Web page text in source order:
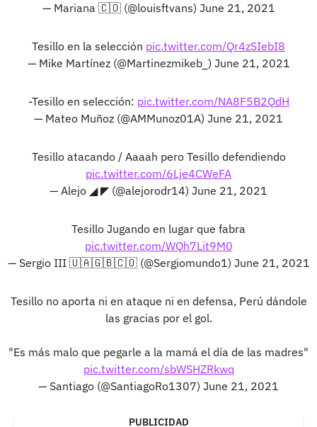
— Mariana 🇨🇴 (@louisftvans) June 21, 2021
Tesillo en la selección pic.twitter.com/Qr4zSIebI8
— Mike Martínez (@Martinezmikeb_) June 21, 2021
-Tesillo en selección: pic.twitter.com/NA8F5B2QdH
— Mateo Muñoz (@AMMunoz01A) June 21, 2021
Tesillo atacando / Aaaah pero Tesillo defendiendo
pic.twitter.com/6Lje4CWeFA
— Alejo ◢ ◤ (@alejorodr14) June 21, 2021
Tesillo Jugando en lugar que fabra
pic.twitter.com/WQh7Lit9M0
— Sergio III 🇺🇦🇬🇧🇨🇴 (@Sergiomundo1) June 21, 2021
Tesillo no aporta ni en ataque ni en defensa, Perú dándole
las gracias por el gol.
"Es más malo que pegarle a la mamá el día de las madres"
pic.twitter.com/sbWSHZRkwq
— Santiago (@SantiagoRo1307) June 21, 2021
PUBLICIDAD